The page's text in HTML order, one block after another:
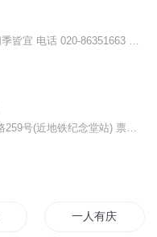
一人有庆